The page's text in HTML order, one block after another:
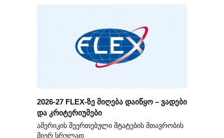
2026-27 FLEX-ზე მიღება დაიწყო – ვადები
და კრიტერიუმები
ამერიკის შეერთებული შტატების მთავრობის
მიერ სრულად